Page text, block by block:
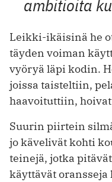
ambitioita
Leikki-ikäisinä he
täyden voiman
vyöryä läpi kodin.
joissa taisteltiin,
haavoituttiin,
Suurin piirtein
jo kävelivät kohti
teinejä, jotka
käyttävät